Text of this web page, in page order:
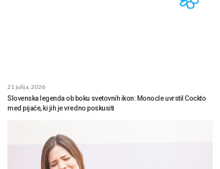
21 julija, 2026
Slovenska legenda ob boku svetovnih ikon: Monocle uvrstil Cockto
med pijače, ki jih je vredno poskusiti